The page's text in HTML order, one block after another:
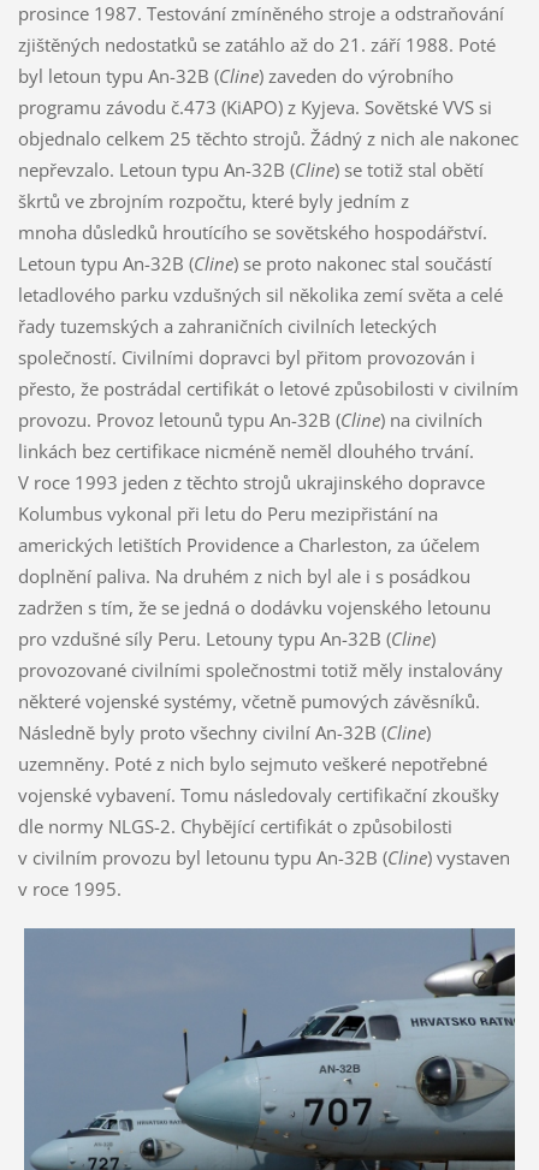
prosince 1987. Testování zmíněného stroje a odstraňování
zjištěných nedostatků se zatáhlo až do 21. září 1988. Poté
byl letoun typu An-32B (Cline) zaveden do výrobního
programu závodu č.473 (KiAPO) z Kyjeva. Sovětské VVS si
objednalo celkem 25 těchto strojů. Žádný z nich ale nakonec
nepřevzalo. Letoun typu An-32B (Cline) se totiž stal obětí
škrtů ve zbrojním rozpočtu, které byly jedním z
mnoha důsledků hroutícího se sovětského hospodářství.
Letoun typu An-32B (Cline) se proto nakonec stal součástí
letadlového parku vzdušných sil několika zemí světa a celé
řady tuzemských a zahraničních civilních leteckých
společností. Civilními dopravci byl přitom provozován i
přesto, že postrádal certifikát o letové způsobilosti v civilním
provozu. Provoz letounů typu An-32B (Cline) na civilních
linkách bez certifikace nicméně neměl dlouhého trvání.
V roce 1993 jeden z těchto strojů ukrajinského dopravce
Kolumbus vykonal při letu do Peru mezipřistání na
amerických letištích Providence a Charleston, za účelem
doplnění paliva. Na druhém z nich byl ale i s posádkou
zadržen s tím, že se jedná o dodávku vojenského letounu
pro vzdušné síly Peru. Letouny typu An-32B (Cline)
provozované civilními společnostmi totiž měly instalovány
některé vojenské systémy, včetně pumových závěsníků.
Následně byly proto všechny civilní An-32B (Cline)
uzemněny. Poté z nich bylo sejmuto veškeré nepotřebné
vojenské vybavení. Tomu následovaly certifikační zkoušky
dle normy NLGS-2. Chybějící certifikát o způsobilosti
v civilním provozu byl letounu typu An-32B (Cline) vystaven
v roce 1995.